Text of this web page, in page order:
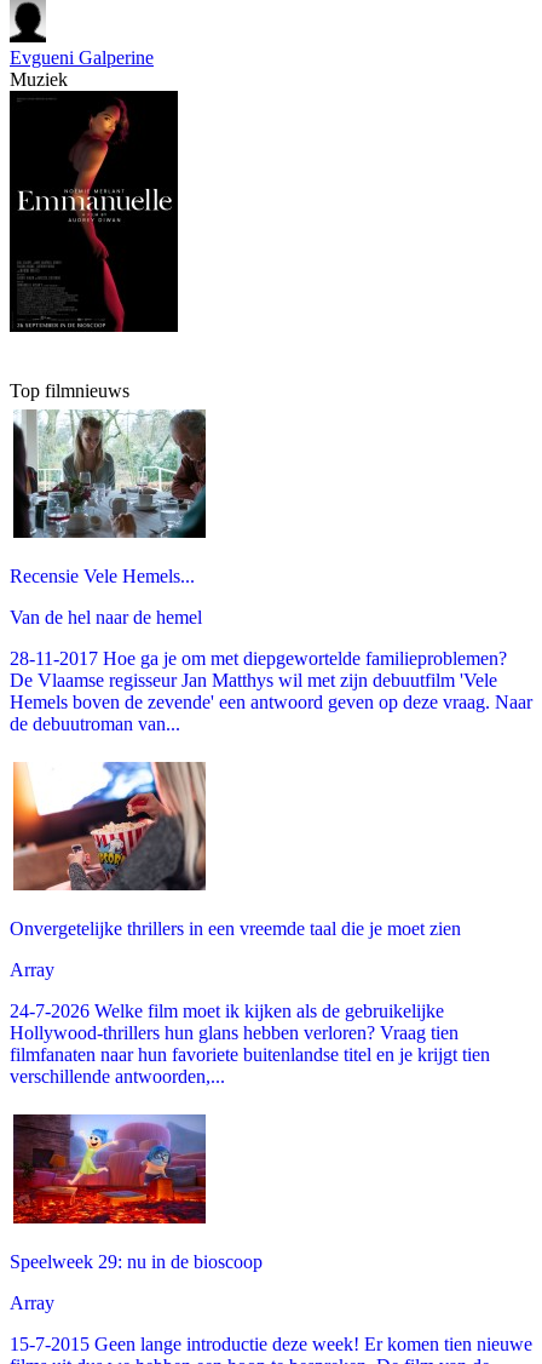
Evgueni Galperine
Muziek
Top filmnieuws
Recensie Vele Hemels...
Van de hel naar de hemel
28-11-2017 Hoe ga je om met diepgewortelde familieproblemen?
De Vlaamse regisseur Jan Matthys wil met zijn debuutfilm 'Vele
Hemels boven de zevende' een antwoord geven op deze vraag. Naar
de debuutroman van...
Onvergetelijke thrillers in een vreemde taal die je moet zien
Array
24-7-2026 Welke film moet ik kijken als de gebruikelijke
Hollywood-thrillers hun glans hebben verloren? Vraag tien
filmfanaten naar hun favoriete buitenlandse titel en je krijgt tien
verschillende antwoorden,...
Speelweek 29: nu in de bioscoop
Array
15-7-2015 Geen lange introductie deze week! Er komen tien nieuwe